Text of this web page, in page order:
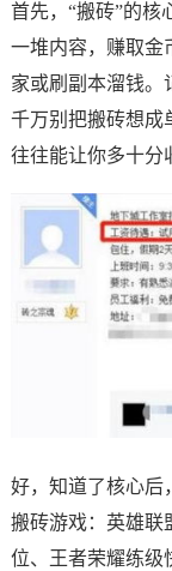
首先，“搬砖”的核
一堆内容，赚取金
家或刷副本溜钱。
千万别把搬砖想成
往往能让你多十分
好，知道了核心后
搬砖游戏：英雄联
位、王者荣耀练级